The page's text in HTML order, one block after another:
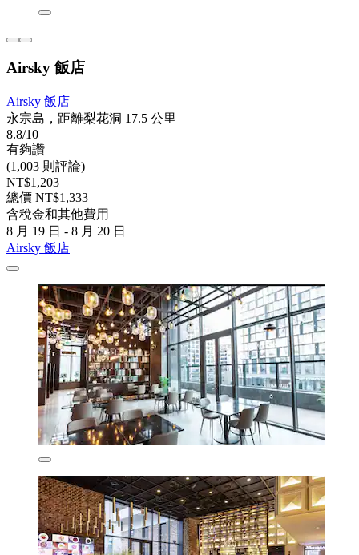
Airsky 飯店
Airsky 飯店
永宗島，距離梨花洞 17.5 公里
8.8/10
有夠讚
(1,003 則評論)
NT$1,203
總價 NT$1,333
含稅金和其他費用
8 月 19 日 - 8 月 20 日
Airsky 飯店